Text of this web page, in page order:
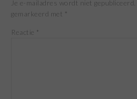
Je e-mailadres wordt niet gepubliceerd.
gemarkeerd met *
Reactie *